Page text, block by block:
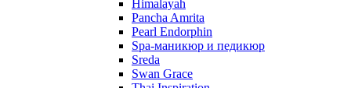
Himalayah
Pancha Amrita
Pearl Endorphin
Spa-маникюр и педикюр
Sreda
Swan Grace